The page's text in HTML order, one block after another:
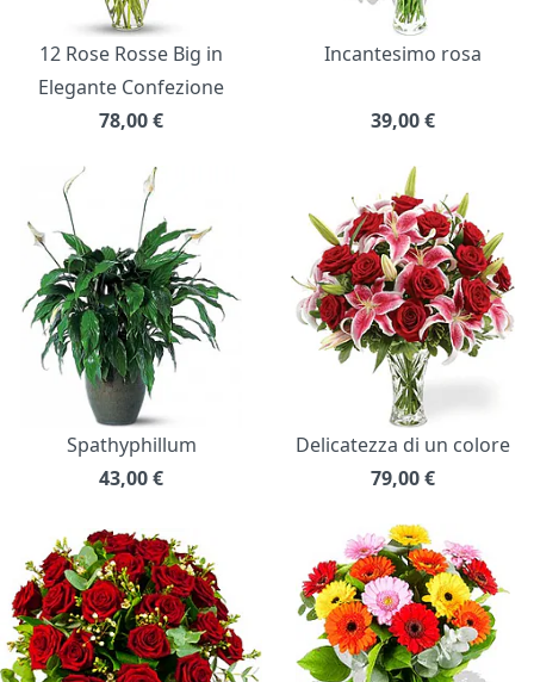
12 Rose Rosse Big in
Elegante Confezione
78,00€
Incantesimo rosa
39,00€
Spathyphillum
43,00€
Delicatezza di un colore
79,00€